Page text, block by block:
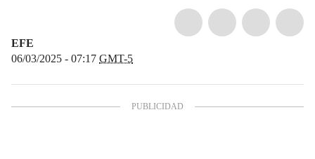
EFE
06/03/2025 - 07:17 GMT-5